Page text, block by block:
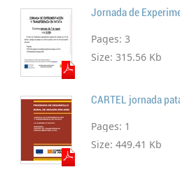
Jornada de
Pages: 3
Size: 315.56 Kb
CARTEL jornada
Pages: 1
Size: 449.41 Kb